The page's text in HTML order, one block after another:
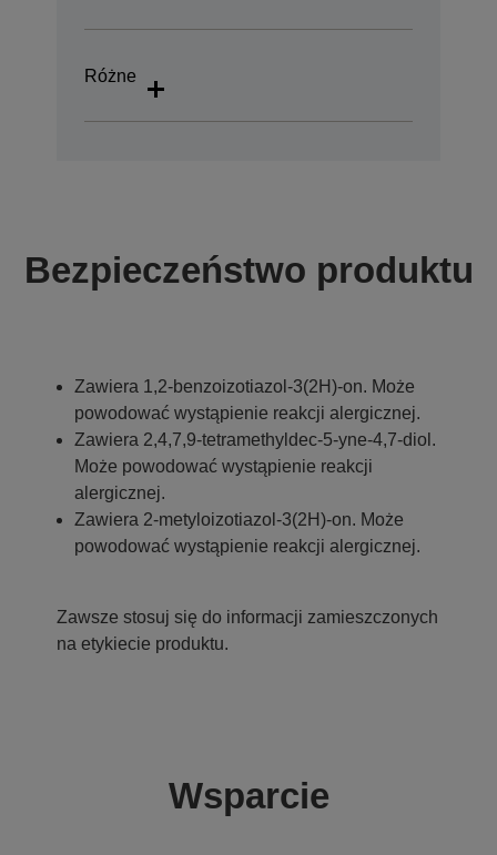
Różne
Bezpieczeństwo produktu
Zawiera 1,2-benzoizotiazol-3(2H)-on. Może
powodować wystąpienie reakcji alergicznej.
Zawiera 2,4,7,9-tetramethyldec-5-yne-4,7-diol.
Może powodować wystąpienie reakcji
alergicznej.
Zawiera 2-metyloizotiazol-3(2H)-on. Może
powodować wystąpienie reakcji alergicznej.
Zawsze stosuj się do informacji zamieszczonych
na etykiecie produktu.
Wsparcie